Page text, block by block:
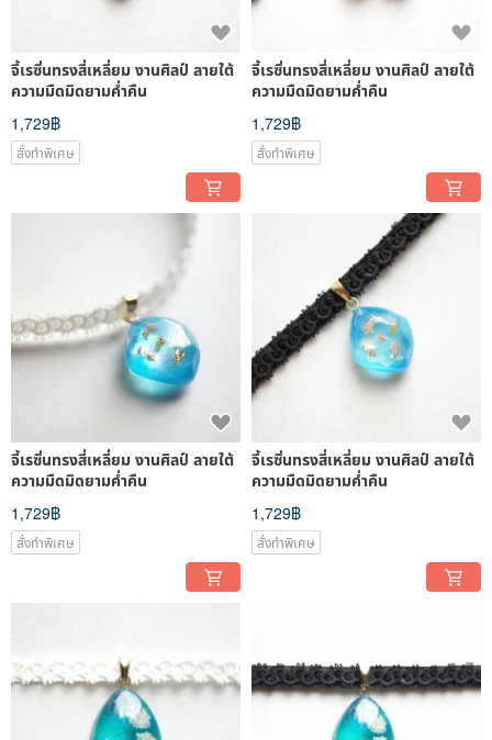
จี้เรซิ่นทรงสี่เหลี่ยม งานศิลป์ ลายใต้
ความมืดมิดยามค่ำคืน
1,729฿
สั่งทำพิเศษ
จี้เรซิ่นทรงสี่เหลี่ยม งานศิลป์ ลายใต้
ความมืดมิดยามค่ำคืน
1,729฿
สั่งทำพิเศษ
จี้เรซิ่นทรงสี่เหลี่ยม งานศิลป์ ลายใต้
ความมืดมิดยามค่ำคืน
1,729฿
สั่งทำพิเศษ
จี้เรซิ่นทรงสี่เหลี่ยม งานศิลป์ ลายใต้
ความมืดมิดยามค่ำคืน
1,729฿
สั่งทำพิเศษ